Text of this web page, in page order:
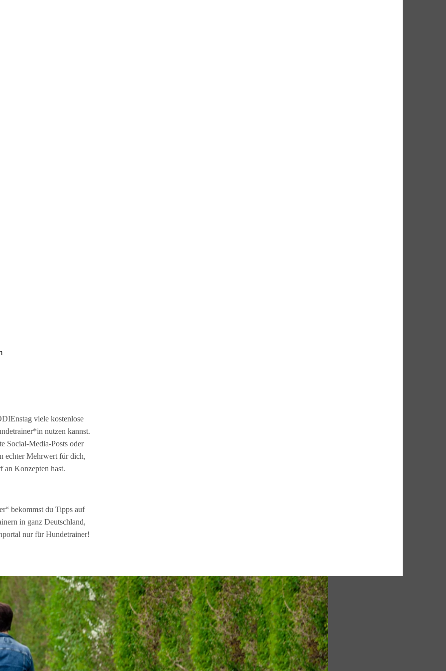
viele kostenlose
nutzen kannst.
Social-Media-Posts oder
echter Mehrwert für dich,
an Konzepten hast.
bekommst du Tipps auf
in ganz Deutschland,
nur für Hundetrainer!